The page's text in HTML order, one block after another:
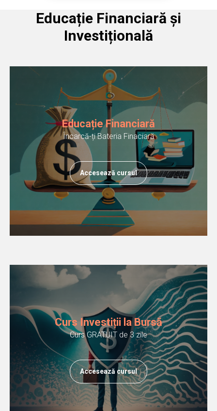
Educație Financiară și
Investițională
Educație Financiară
Încarcă-ți Bateria Finaciară
Accesează cursul
Curs Investiții la Bursă
Curs GRATUIT de 3 zile
Accesează cursul